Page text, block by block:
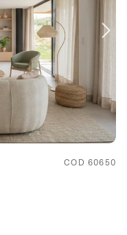
COD 60650